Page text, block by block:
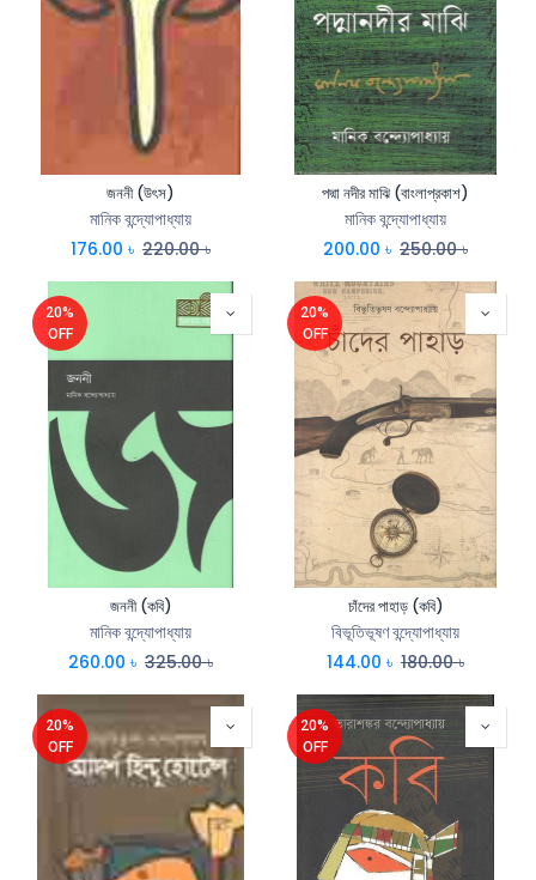
জননী (উৎস)
মানিক বন্দ্যোপাধ্যায়
176.00 ৳ 220.00৳
পদ্মা নদীর মাঝি (বাংলাপ্রকাশ)
মানিক বন্দ্যোপাধ্যায়
200.00 ৳ 250.00৳
20%
OFF
জননী (কবি)
মানিক বন্দ্যোপাধ্যায়
260.00 ৳ 325.00৳
20%
OFF
চাঁদের পাহাড় (কবি)
বিভূতিভূষণ বন্দ্যোপাধ্যায়
144.00 ৳ 180.00৳
20%
OFF
20%
OFF